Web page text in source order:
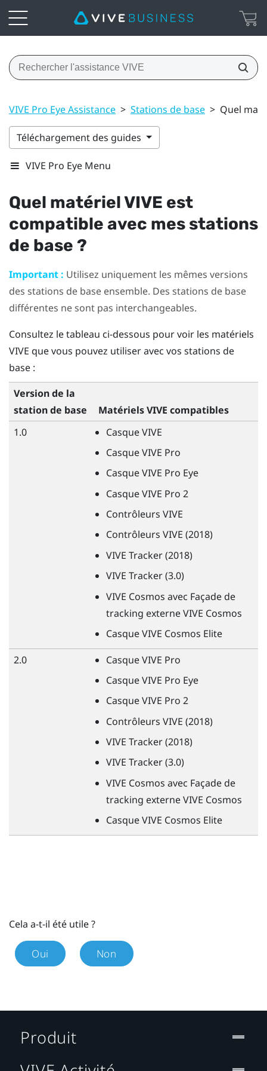
VIVE Pro Eye Assistance > Stations de base > Quel
Téléchargement des guides
VIVE Pro Eye Menu
Quel matérielVIVE est
compatible avec mes stations
de base ?
Important : Utilisez uniquement les mêmes versions
des stations de base ensemble. Des stations de base
différentes ne sont pas interchangeables.
Consultez le tableau ci-dessous pour voir les matériels
VIVE que vous pouvez utiliser avec vos stations de
base :
Version de la
station de base
MatérielsVIVE compatibles
1.0
CasqueVIVE
CasqueVIVE Pro
CasqueVIVE Pro Eye
CasqueVIVE Pro 2
Contrôleurs VIVE
Contrôleurs VIVE (2018)
VIVE Tracker (2018)
VIVE Tracker (3.0)
VIVE Cosmos avec Façade de
tracking externeVIVE Cosmos
CasqueVIVE Cosmos Elite
2.0
CasqueVIVE Pro
CasqueVIVE Pro Eye
CasqueVIVE Pro 2
Contrôleurs VIVE (2018)
VIVE Tracker (2018)
VIVE Tracker (3.0)
VIVE Cosmos avec Façade de
tracking externeVIVE Cosmos
CasqueVIVE Cosmos Elite
Cela a-t-il été utile ?
Oui Non
Produit